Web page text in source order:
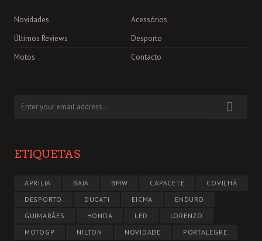
Novidades
Acessórios
Últimos Reviews
Desporto
Motos
Contacto
ETIQUETAS
APRILIA BAJA BMW CAPACETE
COVILHÃ
DESPORTO
DUCATI EICMA
ENDURO
GUIMARÃES
HONDA LED
LORENZO
MOTOGP
NILTON NOVIDADE PORTALEGRE